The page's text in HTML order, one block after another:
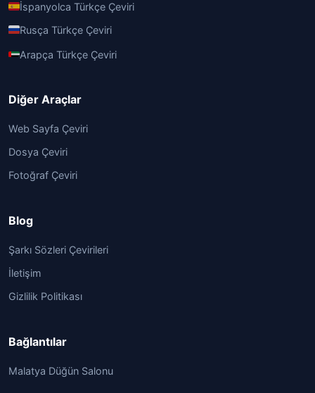
İspanyolca Türkçe Çeviri
Rusça Türkçe Çeviri
Arapça Türkçe Çeviri
Diğer Araçlar
Web Sayfa Çeviri
Dosya Çeviri
Fotoğraf Çeviri
Blog
Şarkı Sözleri Çevirileri
İletişim
Gizlilik Politikası
Bağlantılar
Malatya Düğün Salonu